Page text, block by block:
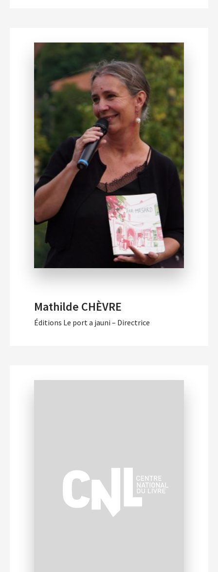
Mathilde CHÈVRE
Éditions Le port a jauni – Directrice